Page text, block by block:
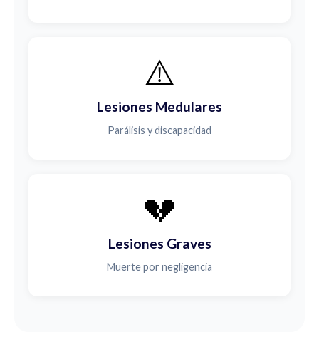
⚠️
Lesiones Medulares
Parálisis y discapacidad
💔
Lesiones Graves
Muerte por negligencia